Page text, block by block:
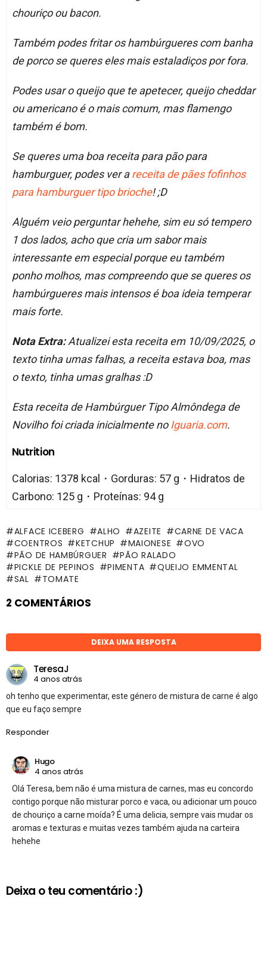
chouriço ou bacon.
Também podes fritar os hambúrgueres com banha
de porco se queres eles mais estaladiços por fora.
Podes usar o queijo que te apetecer, queijo cheddar
ou americano é o mais comum, mas flamengo
também é bom.
Se queres uma boa receita para pão para
hamburguer, podes ver areceita de pães fofinhos
para hamburguer tipo brioche! ;D
Alguém veio perguntar hehehe, sim eu só tempero
1 dos lados, acho que cria um sabor mais
interessante em especial porque eu também
ponho molhos, mas compreendo que se queres os
hambúrgueres mais intensos é boa ideia temperar
mais forte.
Nota Extra:Atualizei esta receita em 10/09/2025, o
texto tinha umas falhas, a receita estava boa, mas
o texto, tinha umas gralhas :D
Esta receita de Hambúrguer Tipo Almôndega de
Novilho foi criada inicialmente noIguaria.com.
Nutrition
Calorias: 1378 kcal・Gorduras: 57 g・Hidratos de
Carbono: 125 g・Proteínas: 94 g
ALFACE ICEBERG ALHO AZEITE
CARNE DE VACA
COENTROS
KETCHUP MAIONESE
OVO
PÃO DE HAMBÚRGUER
PÃO RALADO
PICKLE DE PEPINOS
PIMENTA
QUEIJO EMMENTAL
SAL
TOMATE
2 COMENTÁRIOS
DEIXA UMA RESPOSTA
TeresaJ
4 anos atrás
oh tenho que experimentar, este género de mistura de carne é algo
que eu faço sempre
Responder
Hugo
4 anos atrás
Olá Teresa, bem não é uma mistura de carnes, mas eu concordo
contigo porque não misturar porco e vaca, ou adicionar um pouco
de chouriço a carne moída? É uma delicia, sempre vais mudar os
aromas e texturas e muitas vezes também ajuda na carteira
hehehe
Deixa o teu comentário :)